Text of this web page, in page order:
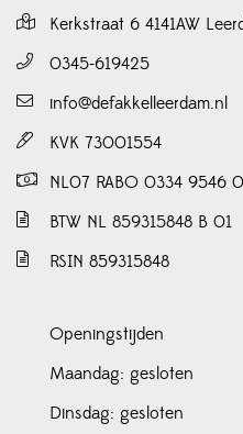
Kerkstraat 6 4141AW
0345-619425
info@defakkelleerdam.nl
KVK 73001554
NL07 RABO 0334 9546
BTW NL 859315848 B 01
RSIN 859315848
Openingstijden
Maandag: gesloten
Dinsdag: gesloten